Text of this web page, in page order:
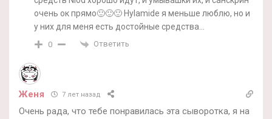
очень ок прямо🙂🙂🙂 Hylamide я меньше люблю, но и
у них для меня есть достойные средства…
0 Ответить
Женя 7 лет назад
Очень рада, что тебе понравилась эта сыворотка, я на